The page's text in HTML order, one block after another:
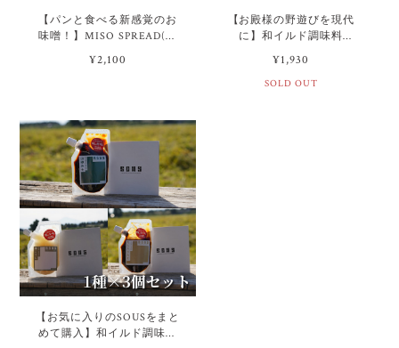
【パンと食べる新感覚のお
味噌！】MISO SPREAD(ミ
ソスプレッド) 2種セット
¥2,100
【お殿様の野遊びを現代
に】和イルド調味料
『SOUS』3種セット（※受
注生産品）
¥1,930
SOLD OUT
【お気に入りのSOUSをまと
めて購入】和イルド調味料